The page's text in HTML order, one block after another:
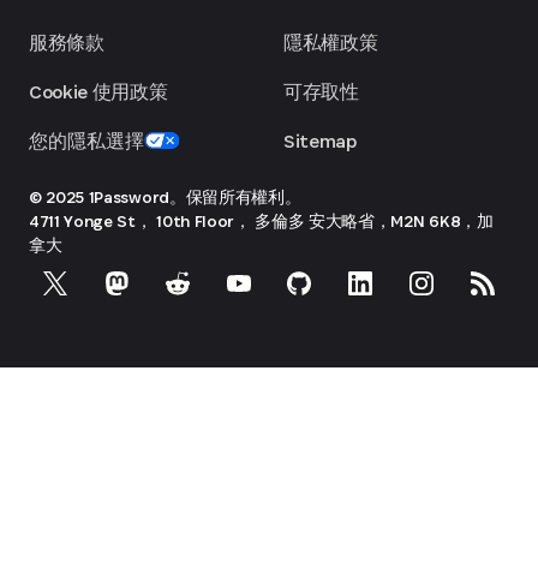
服務條款
Cookie 使用政策
您的隱私選擇
隱私權政策
可存取性
Sitemap
© 2025 1Password。保留所有權利。
4711 Yonge St， 10th Floor， 多倫多 安大略省，M2N 6K8，加
拿大